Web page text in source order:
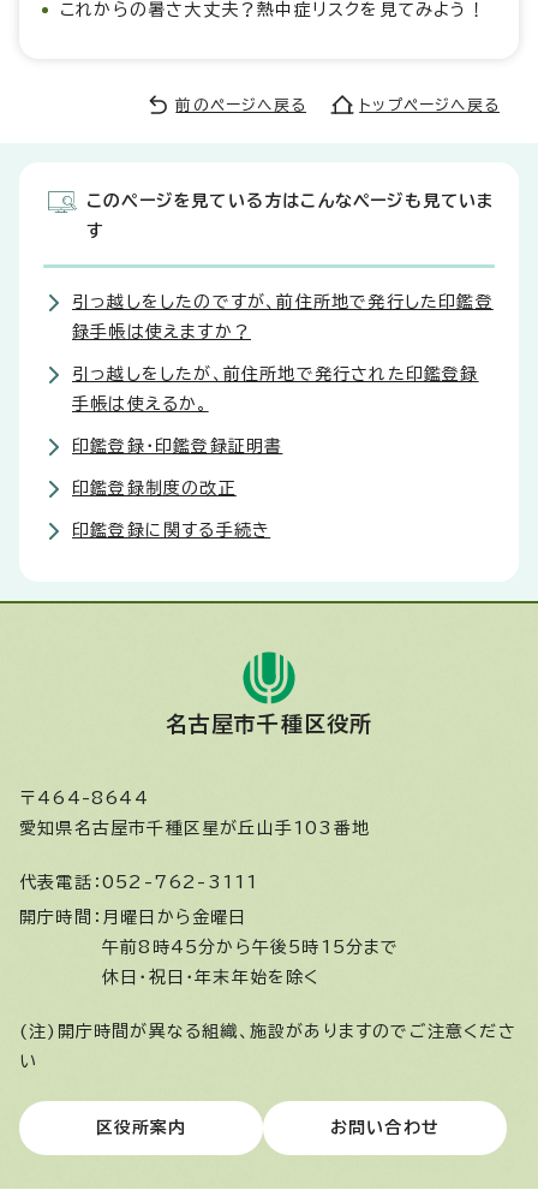
これからの暑さ大丈夫？熱中症リスクを見てみよう！
前のページへ戻る トップページへ戻る
このページを見ている方はこんなページも見ていま
す
引っ越しをしたのですが、前住所地で発行した印鑑登
録手帳は使えますか？
引っ越しをしたが、前住所地で発行された印鑑登録
手帳は使えるか。
印鑑登録・印鑑登録証明書
印鑑登録制度の改正
印鑑登録に関する手続き
名古屋市千種区役所
〒464-8644
愛知県名古屋市千種区星が丘山手103番地
代表電話： 052-762-3111
開庁時間： 月曜日から金曜日
午前8時45分から午後5時15分まで
休日・祝日・年末年始を除く
(注)開庁時間が異なる組織、施設がありますのでご注意くださ
い
区役所案内 お問い合わせ